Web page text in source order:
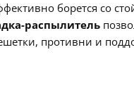
борется со
распылитель
противни и